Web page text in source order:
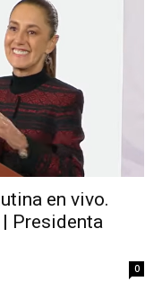
en vivo.
Presidenta
0